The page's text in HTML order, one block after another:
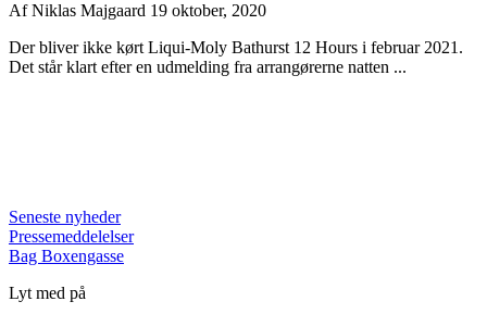
AfNiklas Majgaard 19 oktober, 2020
Der bliver ikke kørt Liqui-Moly Bathurst 12 Hours i februar 2021.
Det står klart efter en udmelding fra arrangørerne natten ...
Seneste nyheder
Pressemeddelelser
Bag Boxengasse
Lyt med på